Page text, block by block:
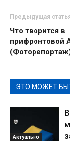
Предыдущая
Что творится в
прифронтовой
(Фоторепортаж)
ЭТО МОЖЕТ
Актуально